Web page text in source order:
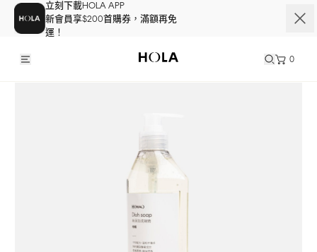
立刻下載HOLA APP
新會員享$200首購券，滿額再免
運！
0